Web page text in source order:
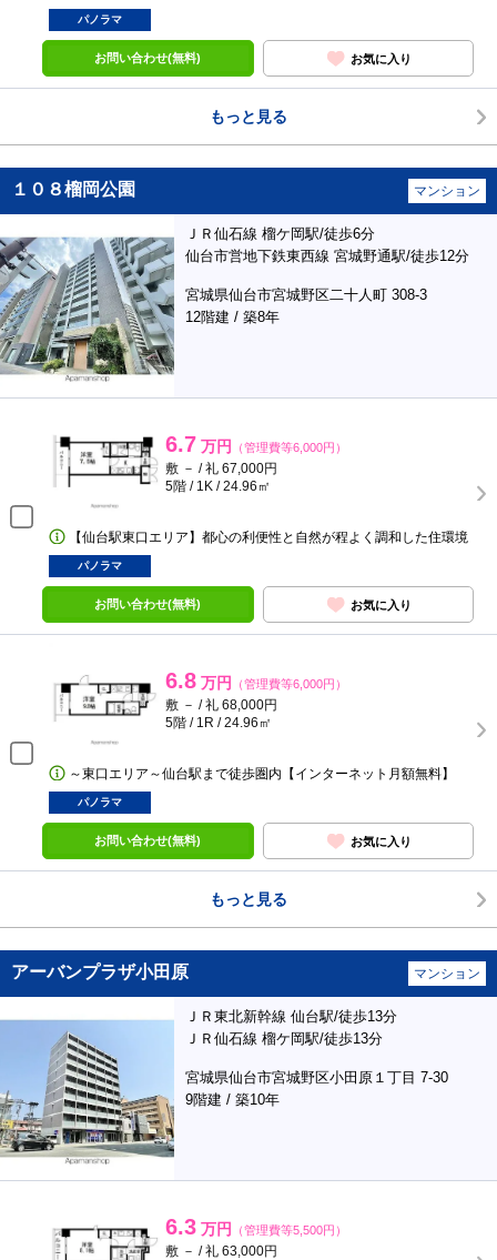
パノラマ
お問い合わせ(無料) お気に入り
もっと見る
１０８榴岡公園 マンション
ＪＲ仙石線 榴ケ岡駅/徒歩6分
仙台市営地下鉄東西線 宮城野通駅/徒歩12分
宮城県仙台市宮城野区二十人町 308-3
12階建 / 築8年
6.7 万円 （管理費等6,000円）
敷 － / 礼 67,000円
5階 / 1K / 24.96㎡
【仙台駅東口エリア】都心の利便性と自然が程よく調和した住環境
パノラマ
お問い合わせ(無料) お気に入り
6.8 万円 （管理費等6,000円）
敷 － / 礼 68,000円
5階 / 1R / 24.96㎡
～東口エリア～仙台駅まで徒歩圏内【インターネット月額無料】
パノラマ
お問い合わせ(無料) お気に入り
もっと見る
アーバンプラザ小田原 マンション
ＪＲ東北新幹線 仙台駅/徒歩13分
ＪＲ仙石線 榴ケ岡駅/徒歩13分
宮城県仙台市宮城野区小田原１丁目 7-30
9階建 / 築10年
6.3 万円 （管理費等5,500円）
敷 － / 礼 63,000円